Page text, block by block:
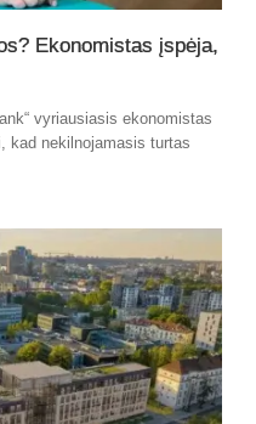
Ekonomistas įspėja,
vyriausiasis ekonomistas
kad nekilnojamasis turtas